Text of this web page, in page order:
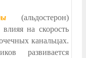
(альдостерон)
на скорость
канальцах.
развивается